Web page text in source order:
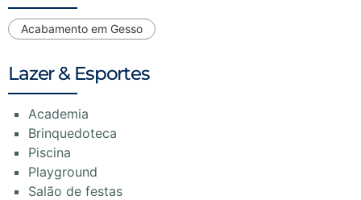
Acabamento em Gesso
Lazer & Esportes
Academia
Brinquedoteca
Piscina
Playground
Salão de festas